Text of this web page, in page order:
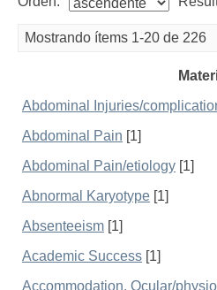
Mostrando ítems 1-20 de 226
Abdominal Injuries/
Abdominal Pain [1]
Abdominal Pain/etiology [1]
Abnormal Karyotype [1]
Absenteeism [1]
Academic Success [1]
Accommodation, Ocular/